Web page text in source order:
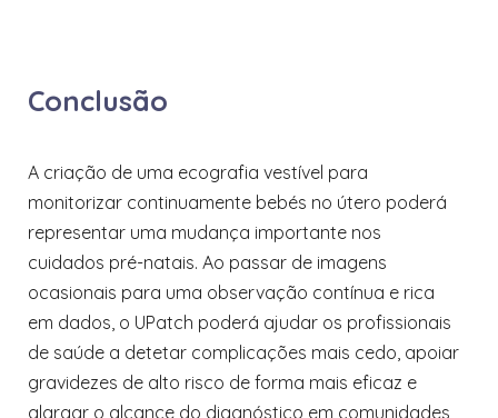
Conclusão
A criação de uma ecografia vestível para
monitorizar continuamente bebés no útero poderá
representar uma mudança importante nos
cuidados pré-natais. Ao passar de imagens
ocasionais para uma observação contínua e rica
em dados, o UPatch poderá ajudar os profissionais
de saúde a detetar complicações mais cedo, apoiar
gravidezes de alto risco de forma mais eficaz e
alargar o alcance do diagnóstico em comunidades